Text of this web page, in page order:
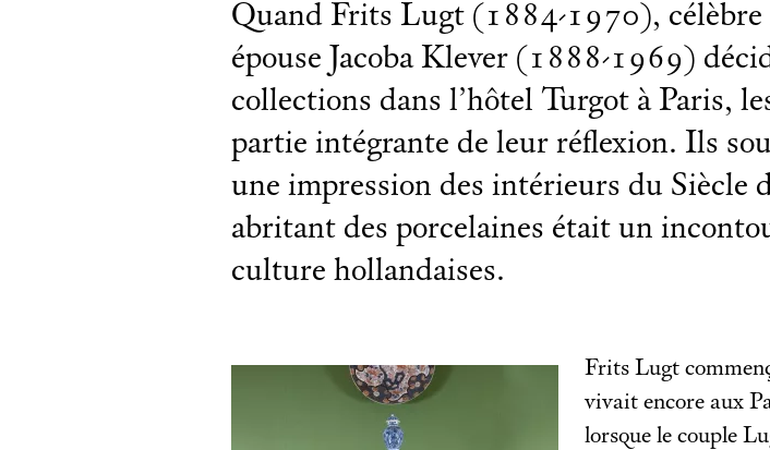
Quand Frits Lugt (1884-1970), célèbre
épouse Jacoba Klever (1888-1969)
collections dans l’hôtel Turgot à Paris,
partie intégrante de leur réflexion. Ils
une impression des intérieurs du Siècle
abritant des porcelaines était un
culture hollandaises.
Frits Lugt
vivait encore aux
lorsque le couple